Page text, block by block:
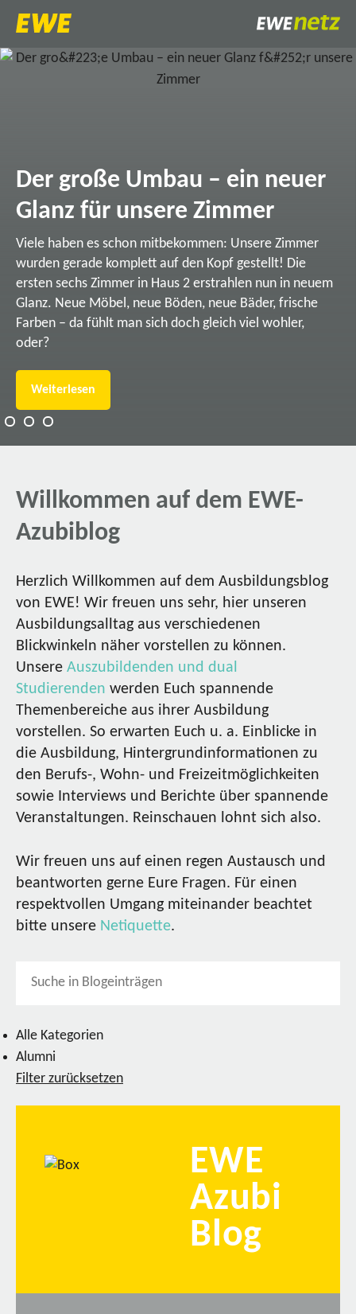
Der große Umbau – ein neuer
Glanz für unsere Zimmer
Viele haben es schon mitbekommen: Unsere Zimmer
wurden gerade komplett auf den Kopf gestellt! Die
ersten sechs Zimmer in Haus 2 erstrahlen nun in neuem
Glanz. Neue Möbel, neue Böden, neue Bäder, frische
Farben – da fühlt man sich doch gleich viel wohler,
oder?
Weiterlesen
Willkommen auf dem EWE-
Azubiblog
Herzlich Willkommen auf dem Ausbildungsblog
von EWE! Wir freuen uns sehr, hier unseren
Ausbildungsalltag aus verschiedenen
Blickwinkeln näher vorstellen zu können.
Unsere Auszubildenden und dual
Studierenden werden Euch spannende
Themenbereiche aus ihrer Ausbildung
vorstellen. So erwarten Euch u. a. Einblicke in
die Ausbildung, Hintergrundinformationen zu
den Berufs-, Wohn- und Freizeitmöglichkeiten
sowie Interviews und Berichte über spannende
Veranstaltungen. Reinschauen lohnt sich also.
Wir freuen uns auf einen regen Austausch und
beantworten gerne Eure Fragen. Für einen
respektvollen Umgang miteinander beachtet
bitte unsere Netiquette.
Alle Kategorien
Alumni
Filter zurücksetzen
EWE
Azubi
Blog